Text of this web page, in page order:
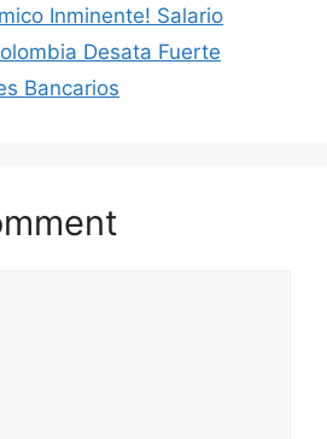
Inminente! Salario
Desata Fuerte
Bancarios